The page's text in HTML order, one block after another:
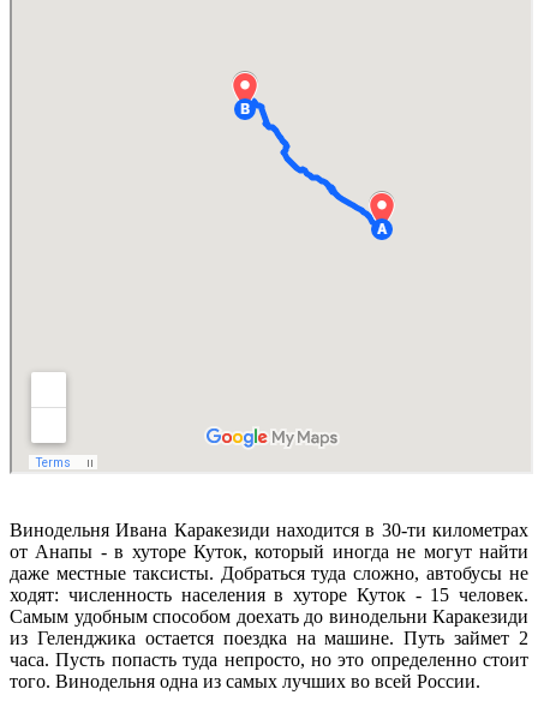
Винодельня Ивана Каракезиди находится в 30-ти километрах
от Анапы - в хуторе Куток, который иногда не могут найти
даже местные таксисты. Добраться туда сложно, автобусы не
ходят: численность населения в хуторе Куток - 15 человек.
Самым удобным способом доехать до винодельни Каракезиди
из Геленджика остается поездка на машине. Путь займет 2
часа. Пусть попасть туда непросто, но это определенно стоит
того. Винодельня одна из самых лучших во всей России.